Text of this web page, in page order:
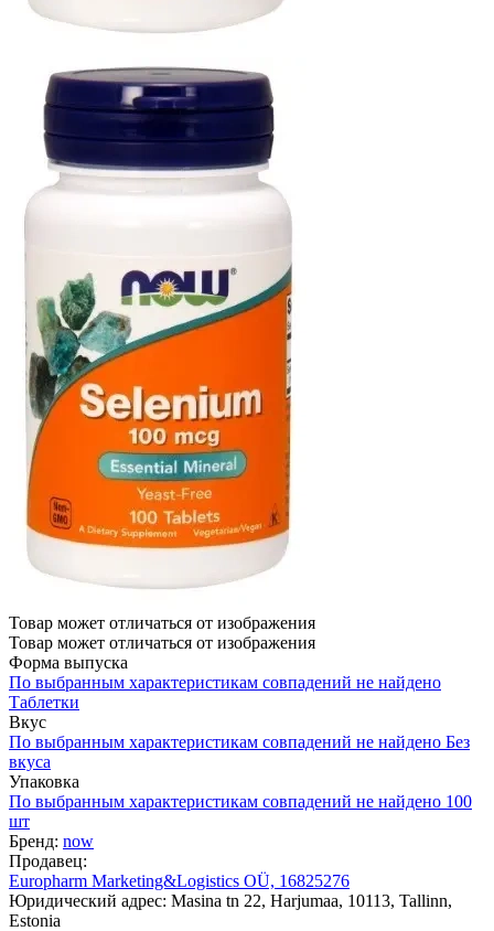
Товар может отличаться от изображения
Товар может отличаться от изображения
Форма выпуска
По выбранным характеристикам совпадений не найдено
Таблетки
Вкус
По выбранным характеристикам совпадений не найдено Без
вкуса
Упаковка
По выбранным характеристикам совпадений не найдено 100
шт
Бренд: now
Продавец:
Europharm Marketing&Logistics OÜ, 16825276
Юридический адрес: Masina tn 22, Harjumaa, 10113, Tallinn,
Estonia